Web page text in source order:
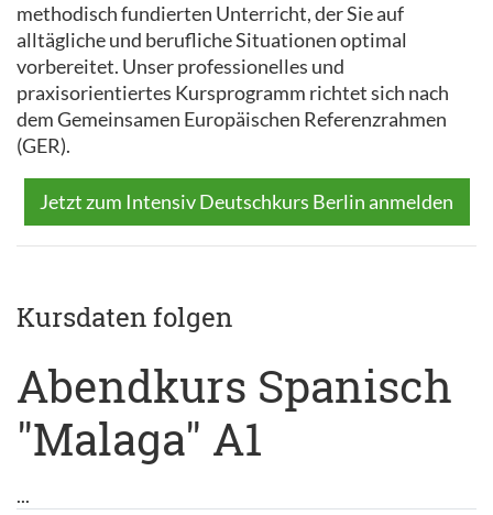
methodisch fundierten Unterricht, der Sie auf
alltägliche und berufliche Situationen optimal
vorbereitet. Unser professionelles und
praxisorientiertes Kursprogramm richtet sich nach
dem Gemeinsamen Europäischen Referenzrahmen
(GER).
Jetzt zum Intensiv Deutschkurs Berlin anmelden
Kursdaten folgen
Abendkurs Spanisch
"Malaga" A1
...